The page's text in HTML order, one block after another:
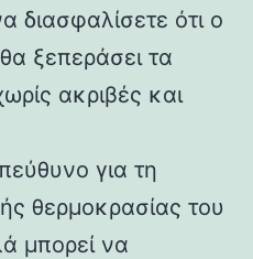
διασφαλίσετε ότι ο
ξεπεράσει τα
ακριβές και
για τη
θερμοκρασίας του
μπορεί να